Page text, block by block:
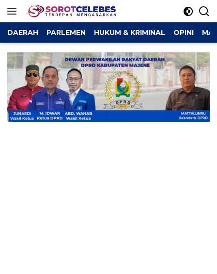
DAERAH PARLEMEN HUKUM & KRIMINAL OPINI